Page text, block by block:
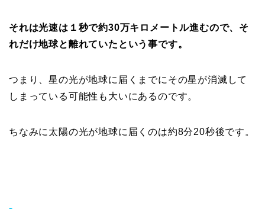
それは光速は１秒で約30万キロメートル進むので、そ
れだけ地球と離れていたという事です。
つまり、星の光が地球に届くまでにその星が消滅して
しまっている可能性も大いにあるのです。
ちなみに太陽の光が地球に届くのは約8分20秒後です。